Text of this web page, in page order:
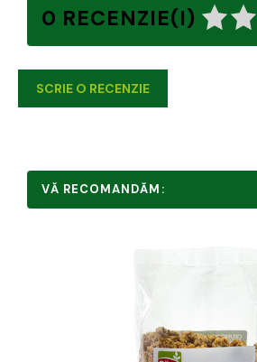
0 RECENZIE(I)
SCRIE O RECENZIE
VĂ RECOMANDĂM: